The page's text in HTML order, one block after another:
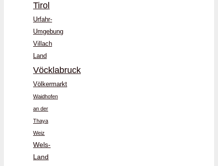
Tirol
Urfahr-
Umgebung
Villach
Land
Vöcklabruck
Völkermarkt
Waidhofen
an der
Thaya
Weiz
Wels-
Land